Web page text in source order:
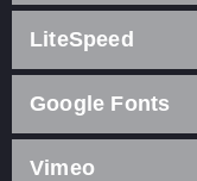
LiteSpeed
Google Fonts
Vimeo